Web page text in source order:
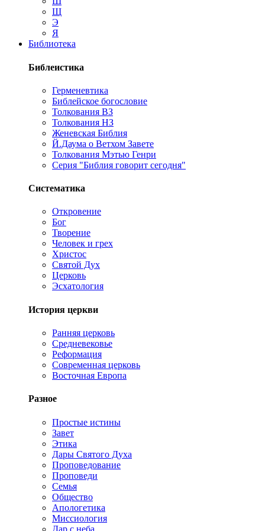
Щ
Э
Я
Библиотека
Библеистика
Герменевтика
Библейское богословие
Толкования ВЗ
Толкования НЗ
Женевская Библия
Й.Даума о Ветхом Завете
Толкования Мэтью Генри
Серия "Библия говорит сегодня"
Систематика
Откровение
Бог
Творение
Человек и грех
Христос
Святой Дух
Церковь
Эсхатология
История церкви
Ранняя церковь
Средневековье
Реформация
Современная церковь
Восточная Европа
Разное
Простые истины
Завет
Этика
Дары Святого Духа
Проповедование
Проповеди
Семья
Общество
Апологетика
Миссиология
Дар с неба